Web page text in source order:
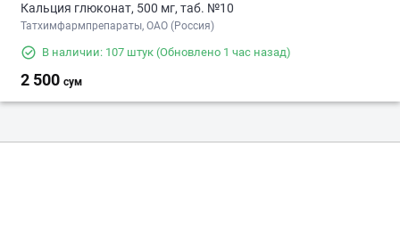
Кальция глюконат, 500 мг, таб. №10
Татхимфармпрепараты, ОАО (Россия)
В наличии: 107 штук (Обновлено 1 час назад)
2 500 сум